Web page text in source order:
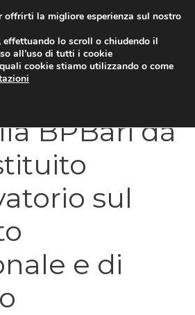
BPBari dà
sul
e di
offrirti la migliore esperienza sul nostro
lo scroll o chiudendo il
all’uso di tutti i cookie
cookie stiamo utilizzando o come